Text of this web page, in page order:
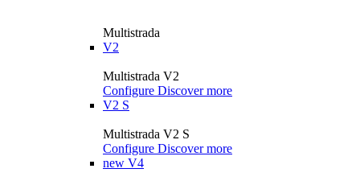
Multistrada
V2
Multistrada V2
Configure Discover more
V2 S
Multistrada V2 S
Configure Discover more
new V4